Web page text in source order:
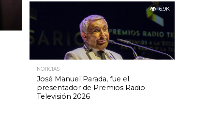
6.9K
NOTICIAS
José Manuel Parada, fue el
presentador de Premios Radio
Televisión 2026